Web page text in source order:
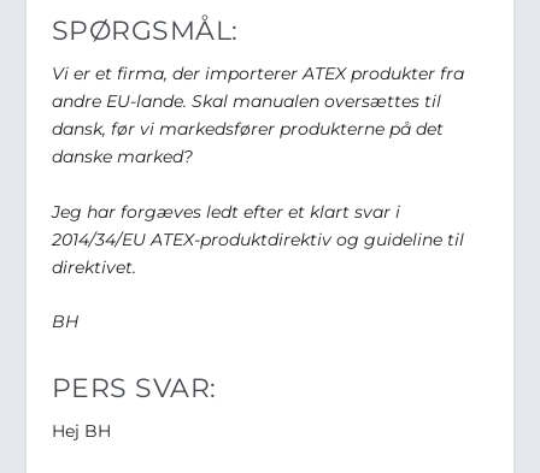
SPØRGSMÅL:
Vi er et firma, der importerer ATEX produkter fra
andre EU-lande. Skal manualen oversættes til
dansk, før vi markedsfører produkterne på det
danske marked?
Jeg har forgæves ledt efter et klart svar i
2014/34/EU ATEX-produktdirektiv og guideline til
direktivet.
BH
PERS SVAR:
Hej BH